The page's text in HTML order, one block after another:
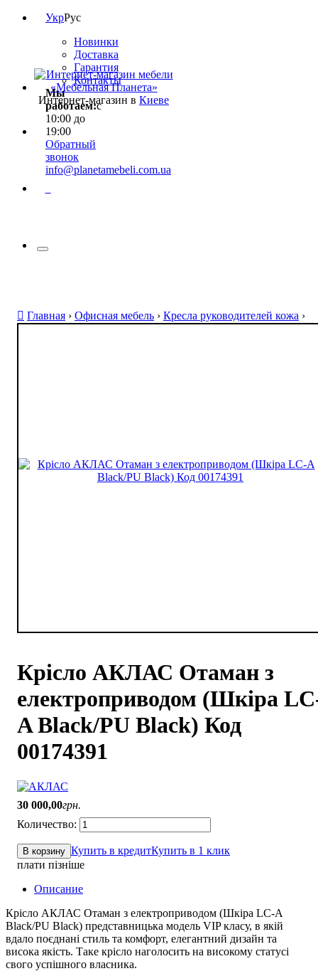
УкрРус
Новинки
Доставка
Гарантия
Контакты
Мы
работаем:с
10:00 до
19:00
Обратный
звонок
info@planetamebeli.com.ua
Интернет-магазин в Киеве
Главная › Офисная мебель › Кресла руководителей кожа ›
Крісло АКЛАС Отаман з
електроприводом (Шкіра
A Black/PU Black) Код
00174391
30 000,00грн.
В корзину Купить в кредитКупить в 1 клик
плати пізніше
Описание
Крісло АКЛАС Отаман з електроприводом (Шкіра LC-A
Black/PU Black) представницька модель VIP класу, в якій
вдало поєднані стиль та комфорт, елегантний дизайн та
висока якість. Таке крісло наголосить на високому статусі
свого успішного власника.